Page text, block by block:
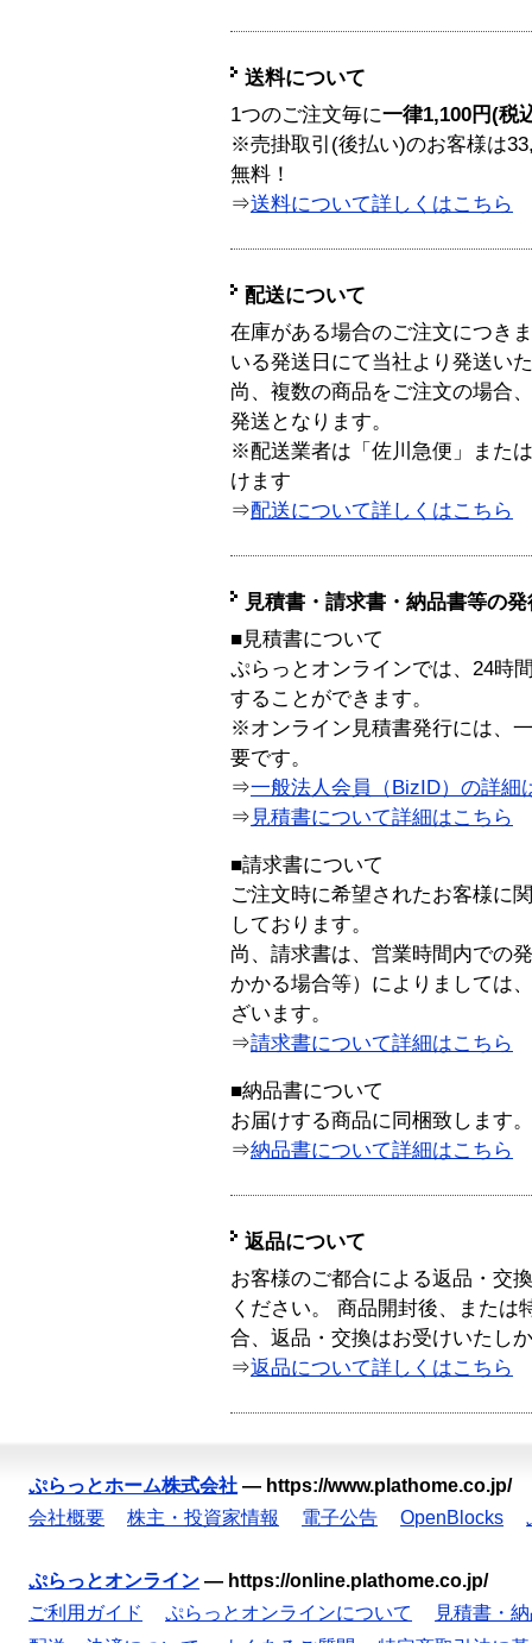
送料について
1つのご注文毎に一律1,100円(税
※売掛取引(後払い)のお客様は
無料！
⇒送料について詳しくはこちら
配送について
在庫がある場合のご注文につき
いる発送日にて当社より発送い
尚、複数の商品をご注文の場合
発送となります。
※配送業者は「佐川急便」また
けます
⇒配送について詳しくはこちら
見積書・請求書・納品書等の
■見積書について
ぷらっとオンラインでは、24時
することができます。
※オンライン見積書発行には、
要です。
⇒一般法人会員（BizID）の詳細
⇒ 見積書について詳細はこちら
■請求書について
ご注文時に希望されたお客様に
しております。
尚、請求書は、営業時間内での
かかる場合等）によりましては
ざいます。
⇒請求書について詳細はこちら
■納品書について
お届けする商品に同梱致します。
⇒納品書について詳細はこちら
返品について
お客様のご都合による返品・交
ください。 商品開封後、または
合、返品・交換はお受けいたし
⇒返品について詳しくはこちら
ぷらっとホーム株式会社 — https://www.plathome.co.jp/
会社概要
株主・投資家情報 電子公告 OpenBlocks
ぷらっとオンライン — https://online.plathome.co.jp/
ご利用ガイド
ぷらっとオンラインについて
見積書・